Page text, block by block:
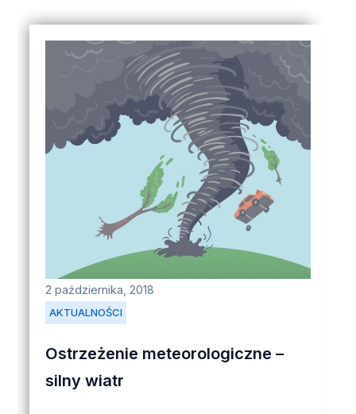
AKTUALNOŚCI
2 października, 2018
Ostrzeżenie meteorologiczne –
silny wiatr